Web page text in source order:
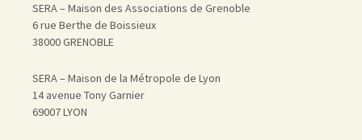
SERA – Maison des Associations de Grenoble
6 rue Berthe de Boissieux
38000 GRENOBLE
SERA – Maison de la Métropole de Lyon
14 avenue Tony Garnier
69007 LYON